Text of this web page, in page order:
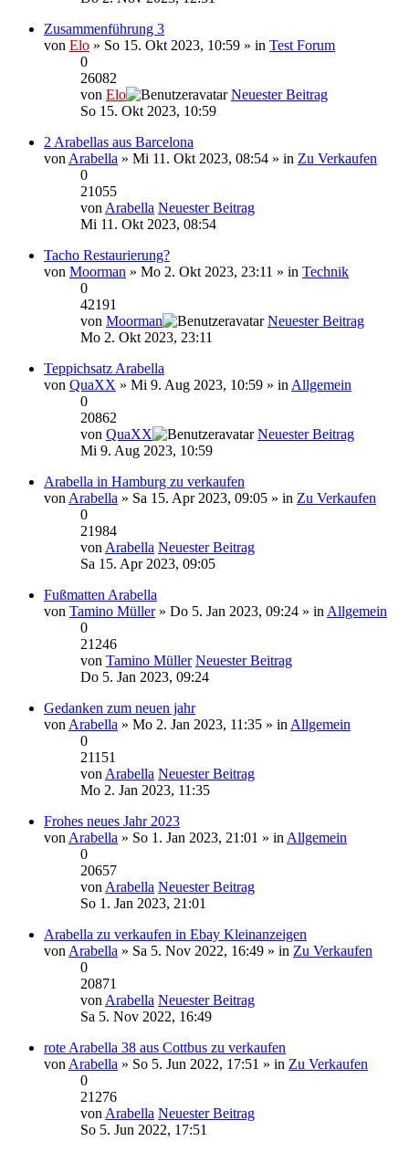
Zusammenführung 3
von Elo » So 15. Okt 2023, 10:59 » in Test Forum
0
26082
von Elo
Neuester Beitrag
So 15. Okt 2023, 10:59
2 Arabellas aus Barcelona
von Arabella » Mi 11. Okt 2023, 08:54 » in Zu Verkaufen
0
21055
von Arabella Neuester Beitrag
Mi 11. Okt 2023, 08:54
Tacho Restaurierung?
von Moorman » Mo 2. Okt 2023, 23:11 » in Technik
0
42191
von Moorman
Neuester Beitrag
Mo 2. Okt 2023, 23:11
Teppichsatz Arabella
von QuaXX » Mi 9. Aug 2023, 10:59 » in Allgemein
0
20862
von QuaXX
Neuester Beitrag
Mi 9. Aug 2023, 10:59
Arabella in Hamburg zu verkaufen
von Arabella » Sa 15. Apr 2023, 09:05 » in Zu Verkaufen
0
21984
von Arabella Neuester Beitrag
Sa 15. Apr 2023, 09:05
Fußmatten Arabella
von Tamino Müller» Do 5. Jan 2023, 09:24 » in Allgemein
0
21246
von Tamino Müller Neuester Beitrag
Do 5. Jan 2023, 09:24
Gedanken zum neuen jahr
von Arabella » Mo 2. Jan 2023, 11:35 » in Allgemein
0
21151
von Arabella Neuester Beitrag
Mo 2. Jan 2023, 11:35
Frohes neues Jahr 2023
von Arabella » So 1. Jan 2023, 21:01 » in Allgemein
0
20657
von Arabella Neuester Beitrag
So 1. Jan 2023, 21:01
Arabella zu verkaufen in Ebay Kleinanzeigen
von Arabella » Sa 5. Nov 2022, 16:49 » in Zu Verkaufen
0
20871
von Arabella Neuester Beitrag
Sa 5. Nov 2022, 16:49
rote Arabella 38 aus Cottbus zu verkaufen
von Arabella » So 5. Jun 2022, 17:51 » in Zu Verkaufen
0
21276
von Arabella Neuester Beitrag
So 5. Jun 2022, 17:51